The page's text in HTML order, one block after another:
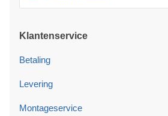
Klantenservice
Betaling
Levering
Montageservice